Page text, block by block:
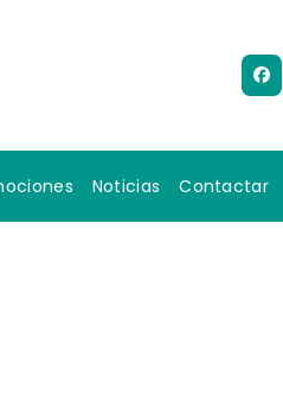
Noticias Contactar